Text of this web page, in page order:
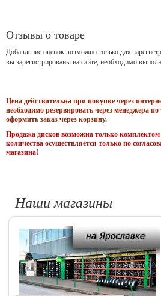
Отзывы о товаре
Добавление оценок возможно только для
вы зарегистрированы на сайте, необходимо
Цена действительна при покупке через
необходимо резервировать через менеджера
оформить заказ через корзину.
Продажа дисков возможна только
количества осуществляется только по
магазина!
Наши магазины